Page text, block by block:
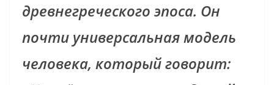
древнегреческого эпоса. Он
почти универсальная модель
человека, который говорит: